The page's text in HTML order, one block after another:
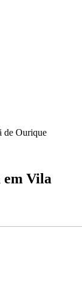
de Ourique
em Vila